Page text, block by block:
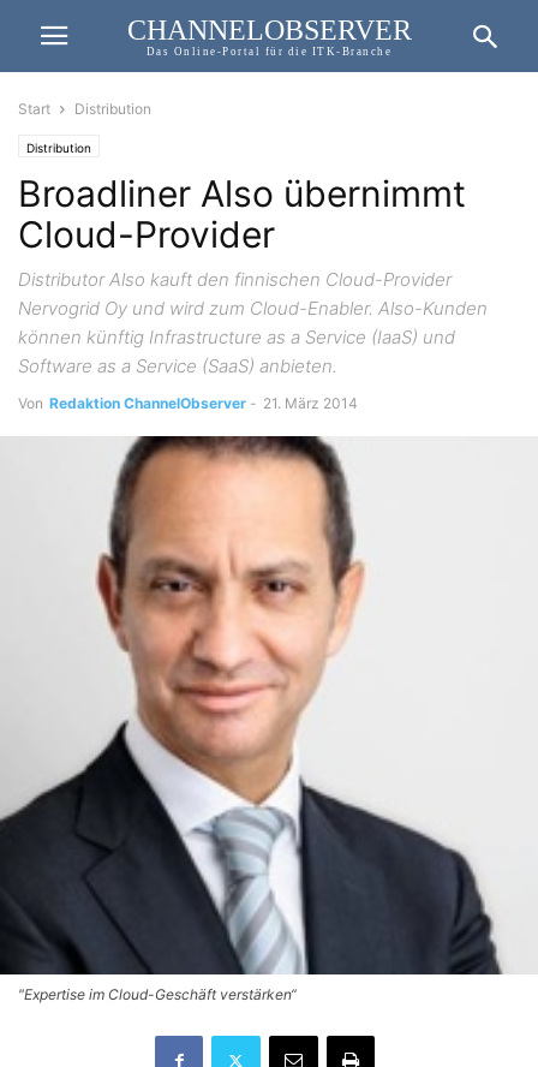
CHANNELOBSERVER
Das Online-Portal für die ITK-Branche
Start Distribution
Distribution
Broadliner Also übernimmt
Cloud-Provider
Distributor Also kauft den finnischen Cloud-Provider
Nervogrid Oy und wird zum Cloud-Enabler. Also-Kunden
können künftig Infrastructure as a Service (IaaS) und
Software as a Service (SaaS) anbieten.
Von Redaktion ChannelObserver - 21. März 2014
"Expertise im Cloud-Geschäft verstärken“